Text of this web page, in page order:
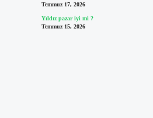
Temmuz 17, 2026
Yıldız pazar iyi mi ?
Temmuz 15, 2026